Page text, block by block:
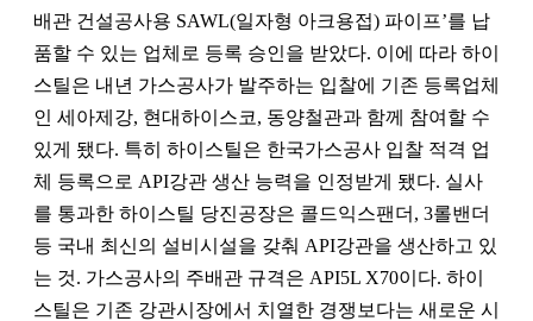
배관 건설공사용 SAWL(일자형 아크용접) 파이프’를 납
품할 수 있는 업체로 등록 승인을 받았다. 이에 따라 하이
스틸은 내년 가스공사가 발주하는 입찰에 기존 등록업체
인 세아제강, 현대하이스코, 동양철관과 함께 참여할 수
있게 됐다. 특히 하이스틸은 한국가스공사 입찰 적격 업
체 등록으로 API강관 생산 능력을 인정받게 됐다. 실사
를 통과한 하이스틸 당진공장은 콜드익스팬더, 3롤밴더
등 국내 최신의 설비시설을 갖춰 API강관을 생산하고 있
는 것. 가스공사의 주배관 규격은 API5L X70이다. 하이
스틸은 기존 강관시장에서 치열한 경쟁보다는 새로운 시